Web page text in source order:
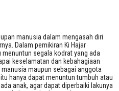
manusia dalam mengasah diri
Dalam pemikiran Ki Hajar
segala kodrat yang ada
keselamatan dan kebahagiaan
maupun sebagai anggota
hanya dapat menuntun tumbuh atau
anak, agar dapat diperbaiki lakunya